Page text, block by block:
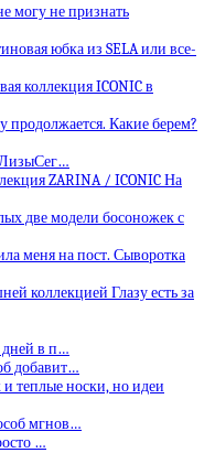
могу не признать
юбка из SELA или все-
коллекция ICONIC в
продолжается. Какие берем?
ЛизыСег…
ZARINA / ICONIC На
две модели босоножек с
меня на пост. Сыворотка
коллекцией Глазу есть за
дней в п…
добавит…
и теплые носки, но идеи
мгнов…
…